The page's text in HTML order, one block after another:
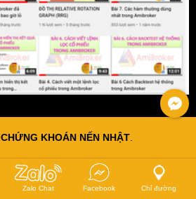
CHỨNG KHOÁN NẾN NHẬT.
Zalo Chat Facebook Chỉ đường